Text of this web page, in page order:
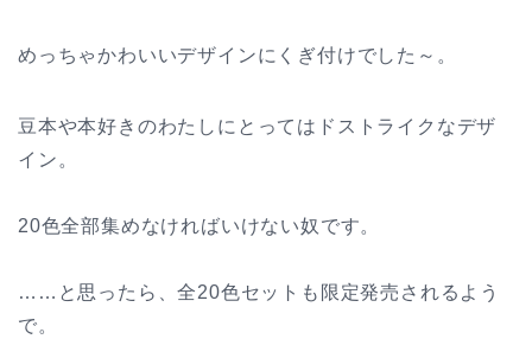
めっちゃかわいいデザインにくぎ付けでした～。
豆本や本好きのわたしにとってはドストライクなデザ
イン。
20色全部集めなければいけない奴です。
……と思ったら、全20色セットも限定発売されるよう
で。